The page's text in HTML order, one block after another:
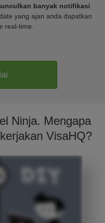
banyak notifikasi
yang ajan anda dapatkan
real-time.
Ninja. Mengapa
VisaHQ?